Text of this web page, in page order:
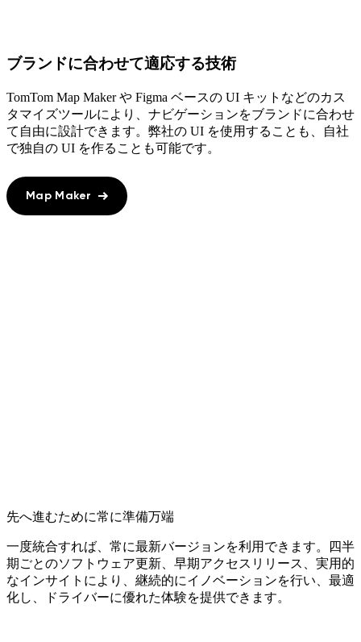
ブランドに合わせて適応する技術
TomTom Map Maker や Figma ベースの UI キットなどのカス
タマイズツールにより、ナビゲーションをブランドに合わせ
て自由に設計できます。弊社の UI を使用することも、自社
で独自の UI を作ることも可能です。
Map Maker
先へ進むために常に準備万端
一度統合すれば、常に最新バージョンを利用できます。四半
期ごとのソフトウェア更新、早期アクセスリリース、実用的
なインサイトにより、継続的にイノベーションを行い、最適
化し、ドライバーに優れた体験を提供できます。